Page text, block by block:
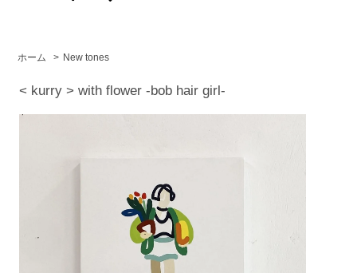
ホーム > New tones
< kurry > with flower -bob hair girl-